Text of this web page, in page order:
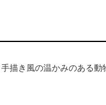
描き風の温かみのある動